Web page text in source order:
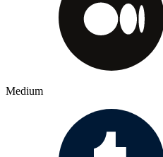
Medium